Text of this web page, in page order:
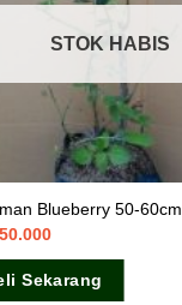
STOK HABIS
Blueberry 50-60cm
Sekarang